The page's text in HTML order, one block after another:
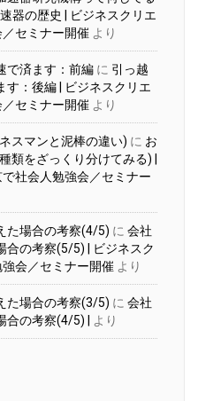
器の歴史 | ビジネスクリエ
セミナー開催 より
で済ます：前編 に 引っ越
す：後編 | ビジネスクリエ
セミナー開催 より
スマンと泥棒の違い) に お
類をざっくり分けてみる) |
社会人勉強会／セミナー
た場合の考察(4/5) に 会社
合の考察(5/5) | ビジネスク
会／セミナー開催 より
た場合の考察(3/5) に 会社
の考察(4/5) |
より